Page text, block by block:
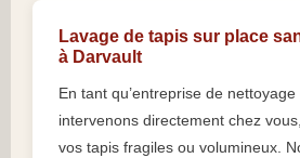
Lavage de tapis sur place
à Darvault
En tant qu’entreprise de
intervenons directement chez
vos tapis fragiles ou volumineux.